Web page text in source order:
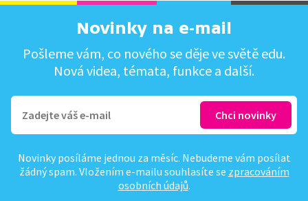
Novinky na e-mail
Pošleme vám, co nového se děje ve světě edu.
Nová videa, témata, funkce a další.
Novinky posíláme jednou za měsíc. Nebudeme vám posílat
žádný spam. Vložením e-mailu souhlasíte se zpracováním
osobních údajů.